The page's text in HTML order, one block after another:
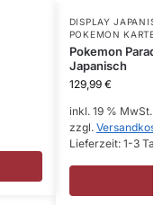
DISPLAY
POKEMON
Pokemon
Japanisch
129,99 €
inkl. 19 % MwSt.
zzgl.
Lieferzeit: 1-3